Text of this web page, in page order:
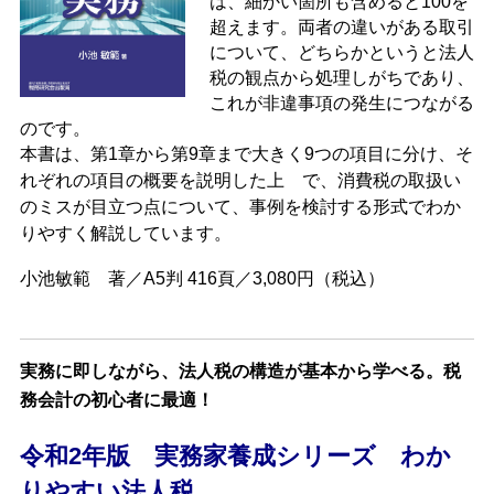
超えます。両者の違いがある取引
について、どちらかというと法人
税の観点から処理しがちであり、
これが非違事項の発生につながる
のです。
本書は、第1章から第9章まで大きく9つの項目に分け、そ
れぞれの項目の概要を説明した上 で、消費税の取扱い
のミスが目立つ点について、事例を検討する形式でわか
りやすく解説しています。
小池敏範 著／A5判 416頁／3,080円（税込）
実務に即しながら、法人税の構造が基本から学べる。税
務会計の初心者に最適！
令和2年版 実務家養成シリーズ わか